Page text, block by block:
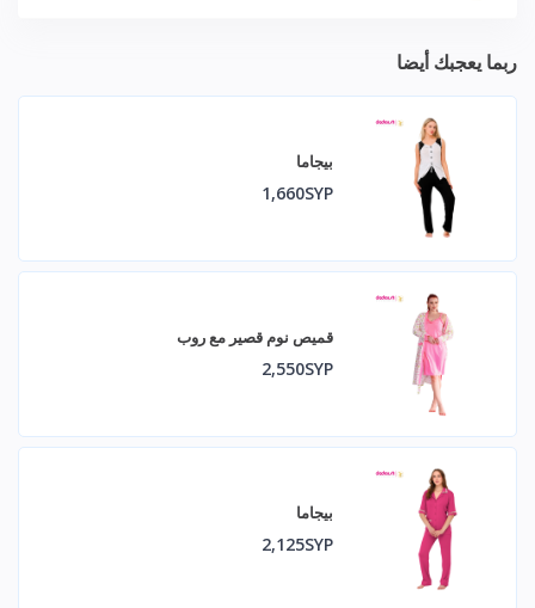
ربما يعجبك أيضا
بيجاما
1,660SYP
قميص نوم قصير مع روب
2,550SYP
بيجاما
2,125SYP